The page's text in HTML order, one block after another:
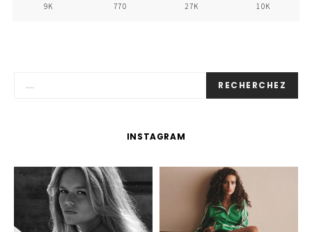
9K 770 27K 10K
RECHERCHEZ
INSTAGRAM